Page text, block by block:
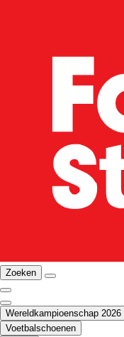
Zoeken
Wereldkampioenschap 2026
Voetbalschoenen